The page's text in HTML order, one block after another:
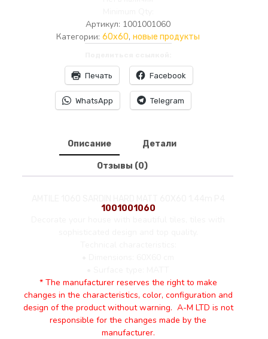
Артикул: 1001001060
Категории: 60x60, новые продукты
Печать Facebook
WhatsApp Telegram
Описание Детали
Отзывы (0)
1001001060
* The manufacturer reserves the right to make
changes in the characteristics, color, configuration and
design of the product without warning. A-M LTD is not
responsible for the changes made by the
manufacturer.